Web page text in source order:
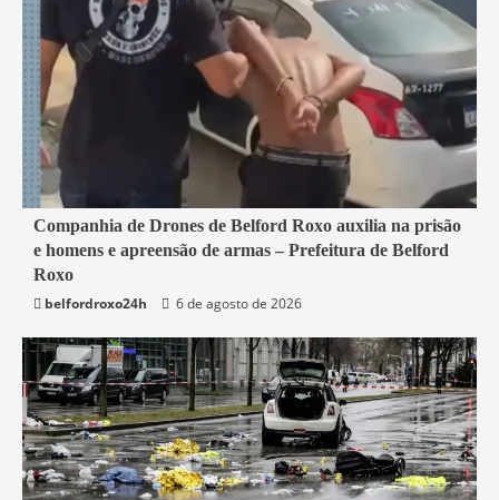
1 min read
Belford Roxo
Companhia de Drones de Belford Roxo auxilia na prisão
e homens e apreensão de armas – Prefeitura de Belford
Roxo
belfordroxo24h
6 de agosto de 2026